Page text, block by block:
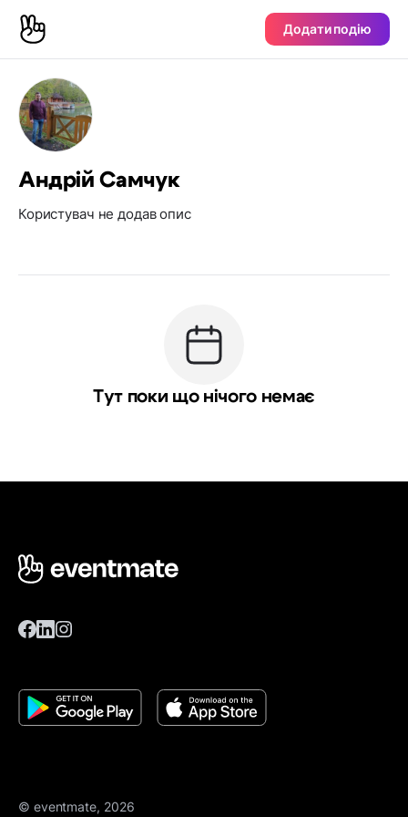
Додати подію
Андрій Самчук
Користувач не додав опис
Тут поки що нічого немає
© eventmate, 2026